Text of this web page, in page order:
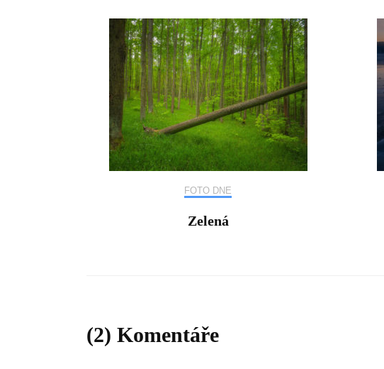
FOTO DNE
Zelená
(2) Komentáře